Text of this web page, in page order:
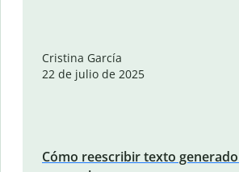
Cristina García
22 de julio de 2025
Cómo reescribir texto